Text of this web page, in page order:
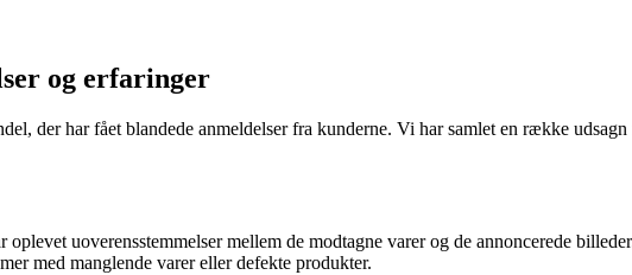
og erfaringer
der har fået blandede anmeldelser fra kunderne. Vi har samlet en række
uoverensstemmelser mellem de modtagne varer og de annoncerede
med manglende varer eller defekte produkter.